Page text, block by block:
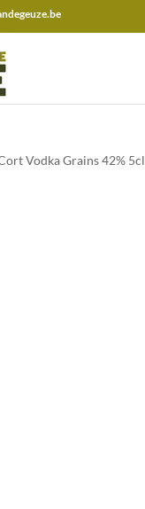
Vodka Grains 42% 5cl